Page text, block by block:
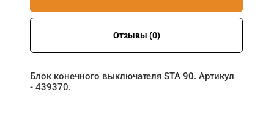
Отзывы (0)
Блок конечного выключателя STA 90. Артикул
- 439370.